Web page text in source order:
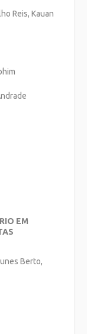
Reis, Kauan
EM
Berto,